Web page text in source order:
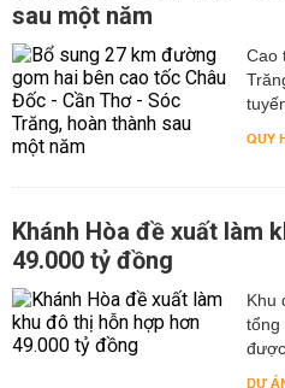
sau một năm
Cao
QUY
Khánh Hòa đề xuất làm
49.000 tỷ đồng
Khu
tổng